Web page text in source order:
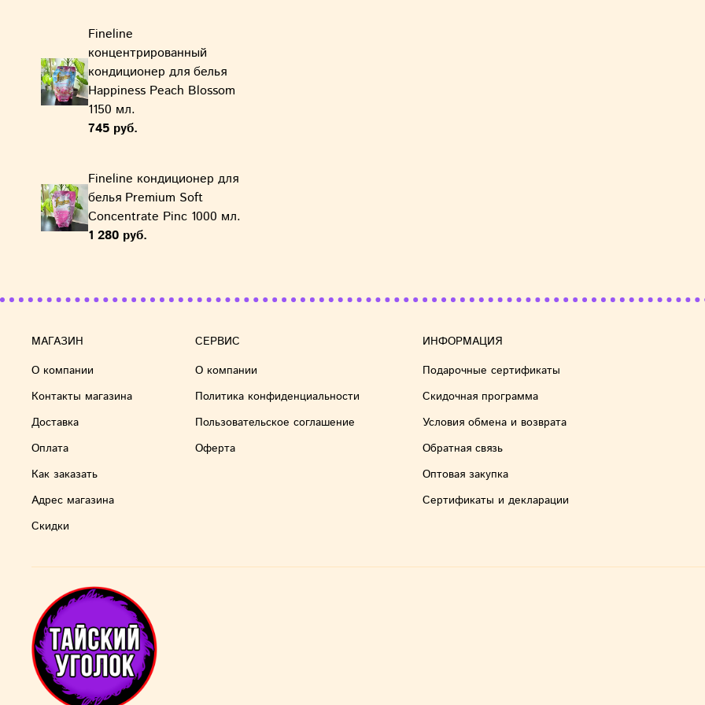
Они
Fineline
концентрированный
кондиционер для белья
Happiness Peach Blossom
1150 мл.
745 руб.
Fineline кондиционер для
белья Premium Soft
Concentrate Pinc 1000 мл.
1 280 руб.
МАГАЗИН
О компании
Контакты магазина
Доставка
Оплата
Как заказать
Адрес магазина
Скидки
СЕРВИС
О компании
Политика конфиденциальности
Пользовательское соглашение
Оферта
ИНФОРМАЦИЯ
Подарочные сертификаты
Скидочная программа
Условия обмена и возврата
Обратная связь
Оптовая закупка
Сертификаты и декларации